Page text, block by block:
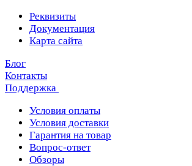
Реквизиты
Документация
Карта сайта
Блог
Контакты
Поддержка
Условия оплаты
Условия доставки
Гарантия на товар
Вопрос-ответ
Обзоры